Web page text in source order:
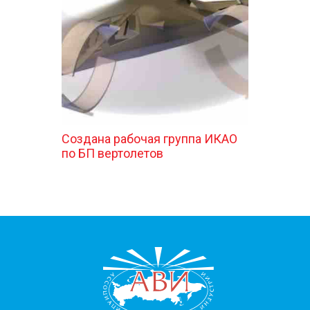
КОНТАКТЫ
Создана рабочая группа ИКАО
по БП вертолетов